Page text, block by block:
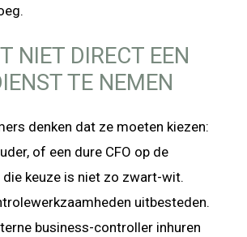
NIET DIRECT EEN
TE NEMEN
denken dat ze moeten kiezen:
of een dure CFO op de
keuze is niet zo zwart-wit.
uitbesteden.
business-controller inhuren